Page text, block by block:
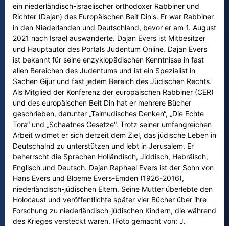
ein niederländisch-israelischer orthodoxer Rabbiner und
Richter (Dajan) des Europäischen Beit Din's. Er war Rabbiner
in den Niederlanden und Deutschland, bevor er am 1. August
2021 nach Israel auswanderte. Dajan Evers ist Mitbesitzer
und Hauptautor des Portals Judentum Online. Dajan Evers
ist bekannt für seine enzyklopädischen Kenntnisse in fast
allen Bereichen des Judentums und ist ein Spezialist in
Sachen Gijur und fast jedem Bereich des Jüdischen Rechts.
Als Mitglied der Konferenz der europäischen Rabbiner (CER)
und des europäischen Beit Din hat er mehrere Bücher
geschrieben, darunter „Talmudisches Denken“, „Die Echte
Tora“ und „Schaatnes Gesetze“. Trotz seiner umfangreichen
Arbeit widmet er sich derzeit dem Ziel, das jüdische Leben in
Deutschalnd zu unterstützen und lebt in Jerusalem. Er
beherrscht die Sprachen Holländisch, Jiddisch, Hebräisch,
Englisch und Deutsch. Dajan Raphael Evers ist der Sohn von
Hans Evers und Bloeme Evers-Emden (1926-2016),
niederländisch-jüdischen Eltern. Seine Mutter überlebte den
Holocaust und veröffentlichte später vier Bücher über ihre
Forschung zu niederländisch-jüdischen Kindern, die während
des Krieges versteckt waren. (Foto gemacht von: J.